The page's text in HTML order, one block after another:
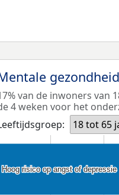
gezondheid
van de inwoners van
4 weken voor het
18 tot 65
Hoog risico op angst of depressie
Hoog risico op angst of depressie